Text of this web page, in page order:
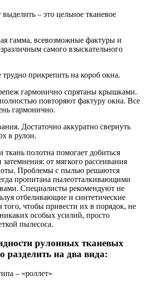
выделить – это цельное тканевое
гамма, всевозможные фактуры и
самого взыскательного
прикрепить на короб окна.
гармонично спрятаны крышками.
повторяют фактуру окна. Все
гармонично.
Достаточно аккуратно свернуть
в рулон.
ткань полотна помогает добиться
от мягкого рассеивания
Проблемы с пылью решаются
пропитана пылеотталкивающими
Специалисты рекомендуют не
отбеливающие и синтетические
чтобы привести их в порядок, не
особых усилий, просто
пылесоса.
рулонных тканевых
на два вида:
– «роллет»